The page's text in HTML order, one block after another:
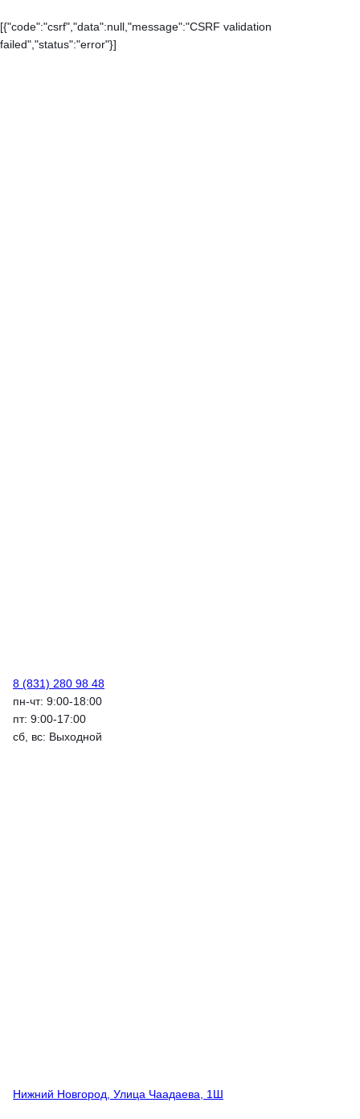
[{"code":"csrf","data":null,"message":"CSRF validation
failed","status":"error"}]
8 (831) 280 98 48
пн-чт: 9:00-18:00
пт: 9:00-17:00
сб, вс: Выходной
Нижний Новгород, Улица Чаадаева, 1Ш